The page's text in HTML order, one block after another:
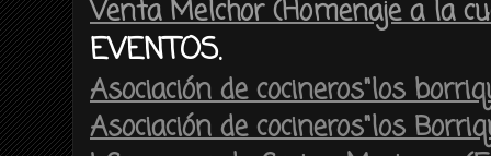
Venta Melchor (Homenaje a la
EVENTOS.
Asociación de cocineros"los
Asociación de cocineros"los